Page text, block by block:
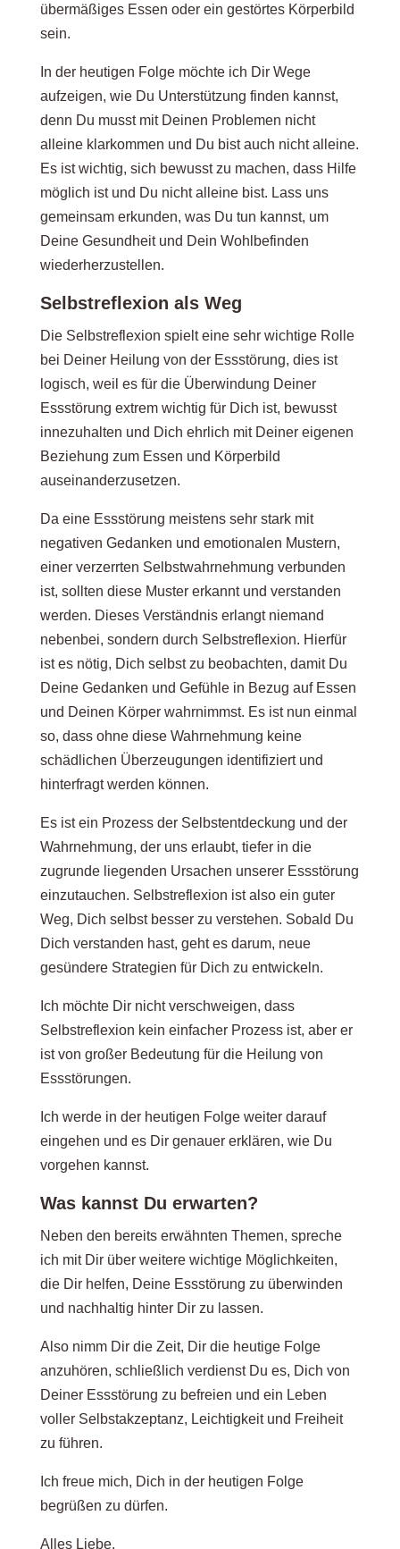
übermäßiges Essen oder ein gestörtes Körperbild
sein.
In der heutigen Folge möchte ich Dir Wege
aufzeigen, wie Du Unterstützung finden kannst,
denn Du musst mit Deinen Problemen nicht
alleine klarkommen und Du bist auch nicht alleine.
Es ist wichtig, sich bewusst zu machen, dass Hilfe
möglich ist und Du nicht alleine bist. Lass uns
gemeinsam erkunden, was Du tun kannst, um
Deine Gesundheit und Dein Wohlbefinden
wiederherzustellen.
Selbstreflexion als Weg
Die Selbstreflexion spielt eine sehr wichtige Rolle
bei Deiner Heilung von der Essstörung, dies ist
logisch, weil es für die Überwindung Deiner
Essstörung extrem wichtig für Dich ist, bewusst
innezuhalten und Dich ehrlich mit Deiner eigenen
Beziehung zum Essen und Körperbild
auseinanderzusetzen.
Da eine Essstörung meistens sehr stark mit
negativen Gedanken und emotionalen Mustern,
einer verzerrten Selbstwahrnehmung verbunden
ist, sollten diese Muster erkannt und verstanden
werden. Dieses Verständnis erlangt niemand
nebenbei, sondern durch Selbstreflexion. Hierfür
ist es nötig, Dich selbst zu beobachten, damit Du
Deine Gedanken und Gefühle in Bezug auf Essen
und Deinen Körper wahrnimmst. Es ist nun einmal
so, dass ohne diese Wahrnehmung keine
schädlichen Überzeugungen identifiziert und
hinterfragt werden können.
Es ist ein Prozess der Selbstentdeckung und der
Wahrnehmung, der uns erlaubt, tiefer in die
zugrunde liegenden Ursachen unserer Essstörung
einzutauchen. Selbstreflexion ist also ein guter
Weg, Dich selbst besser zu verstehen. Sobald Du
Dich verstanden hast, geht es darum, neue
gesündere Strategien für Dich zu entwickeln.
Ich möchte Dir nicht verschweigen, dass
Selbstreflexion kein einfacher Prozess ist, aber er
ist von großer Bedeutung für die Heilung von
Essstörungen.
Ich werde in der heutigen Folge weiter darauf
eingehen und es Dir genauer erklären, wie Du
vorgehen kannst.
Was kannst Du erwarten?
Neben den bereits erwähnten Themen, spreche
ich mit Dir über weitere wichtige Möglichkeiten,
die Dir helfen, Deine Essstörung zu überwinden
und nachhaltig hinter Dir zu lassen.
Also nimm Dir die Zeit, Dir die heutige Folge
anzuhören, schließlich verdienst Du es, Dich von
Deiner Essstörung zu befreien und ein Leben
voller Selbstakzeptanz, Leichtigkeit und Freiheit
zu führen.
Ich freue mich, Dich in der heutigen Folge
begrüßen zu dürfen.
Alles Liebe.